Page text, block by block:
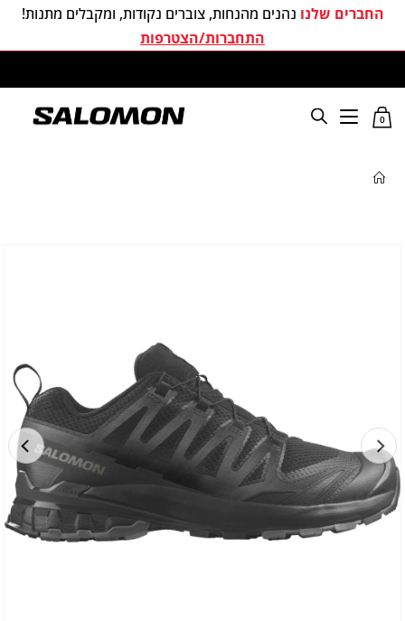
החברים שלנו נהנים מהנחות, צוברים נקודות, ומקבלים מתנות!
התחברות/הצטרפות
0